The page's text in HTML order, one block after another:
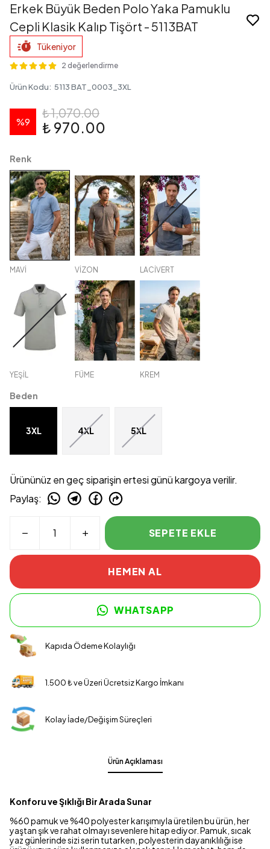
Erkek Büyük Beden Polo Yaka Pamuklu
Cepli Klasik Kalıp Tişört - 5113BAT
Tükeniyor
2 değerlendirme
Ürün Kodu: 5113 BAT_0003_3XL
%9
₺ 1,070.00
₺ 970.00
Renk
MAVİ VİZON LACİVERT
YEŞİL FÜME KREM
Beden
3XL 4XL 5XL
Ürününüz en geç siparişin ertesi günü kargoya verilir.
Paylaş:
SEPETE EKLE
HEMEN AL
WHATSAPP
Kapıda Ödeme Kolaylığı
1.500 ₺ ve Üzeri Ücretsiz Kargo İmkanı
Kolay İade/Değişim Süreçleri
Ürün Açıklaması
Konforu ve Şıklığı Bir Arada Sunar
%60 pamuk ve %40 polyester karışımıyla üretilen bu ürün, her
yaştan şık ve rahat olmayı sevenlere hitap ediyor. Pamuk, sıcak
yaz günlerinde sizi serin tutarken, polyesterin dayanıklılığı ise